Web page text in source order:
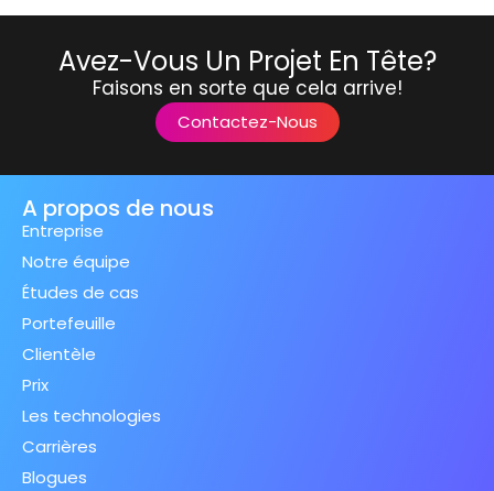
Avez-Vous Un Projet En Tête?
Faisons en sorte que cela arrive!
Contactez-Nous
A propos de nous
Entreprise
Notre équipe
Études de cas
Portefeuille
Clientèle
Prix
Les technologies
Carrières
Blogues